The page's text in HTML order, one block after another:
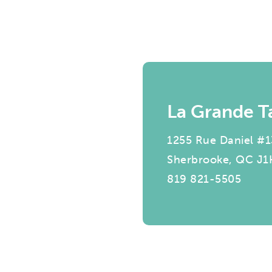
La Grande
1255 Rue Daniel
Sherbrooke, QC
819 821-5505